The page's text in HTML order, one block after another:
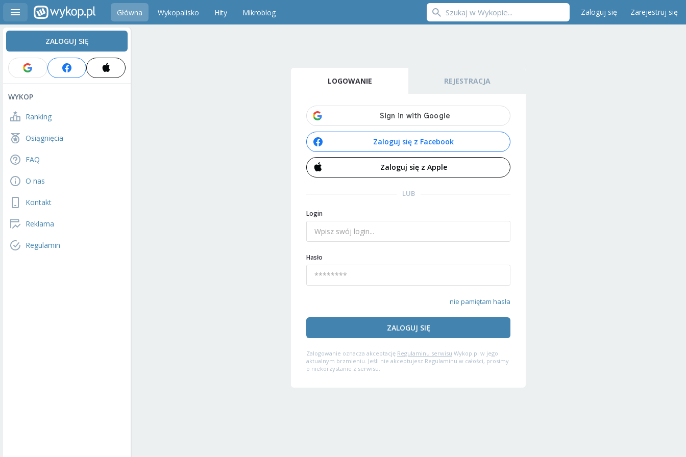
Główna Wykopalisko Hity Mikroblog Zaloguj się Zarejestruj się
ZALOGUJ SIĘ
WYKOP
Ranking
Osiągnięcia
FAQ
O nas
Kontakt
Reklama
Regulamin
LOGOWANIE REJESTRACJA
Zaloguj się z Facebook
Zaloguj się z Apple
LUB
Login
Hasło
nie pamiętam hasła
ZALOGUJ SIĘ
Zalogowanie oznacza akceptację Regulaminu serwisu Wykop.pl w jego
aktualnym brzmieniu. Jeśli nie akceptujesz Regulaminu w całości, prosimy
o niekorzystanie z serwisu.